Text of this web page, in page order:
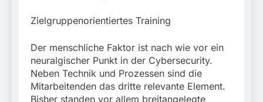
Zielgruppenorientiertes Training
Der menschliche Faktor ist nach wie vor ein
neuralgischer Punkt in der Cybersecurity.
Neben Technik und Prozessen sind die
Mitarbeitenden das dritte relevante Element.
Bisher standen vor allem breitangelegte